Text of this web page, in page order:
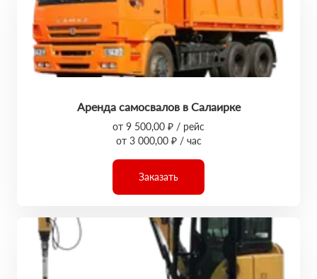
Аренда самосвалов в Салаирке
от 9 500,00 ₽ / рейс
от 3 000,00 ₽ / час
Заказать